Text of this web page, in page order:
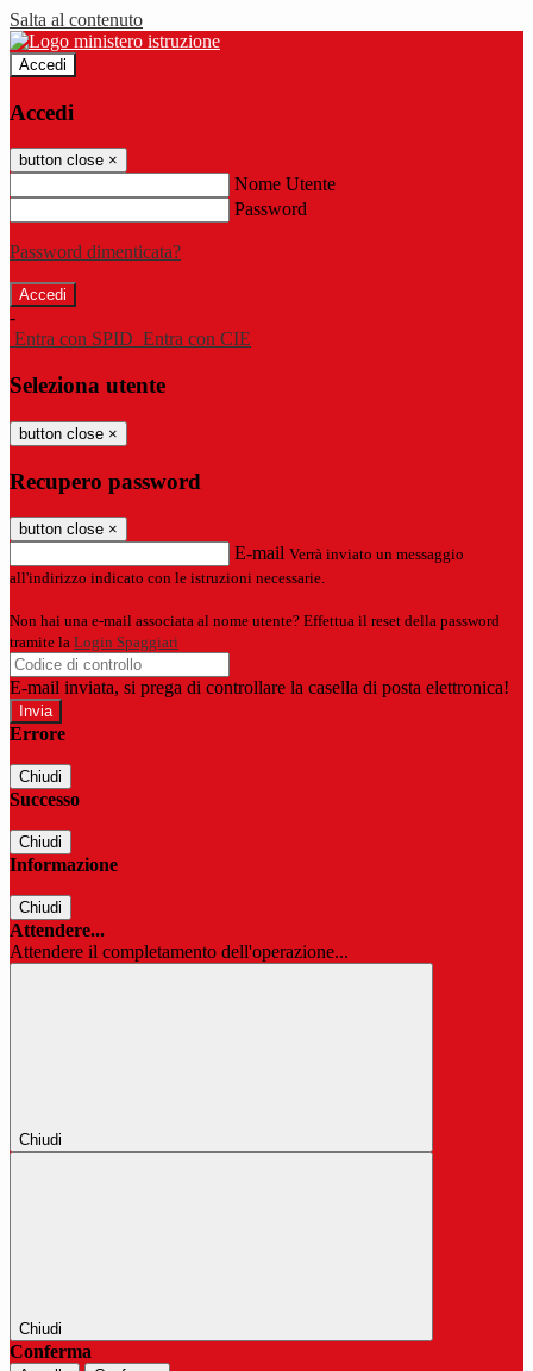
Salta al contenuto
Accedi
Accedi
button close ×
Nome Utente
Password
Password dimenticata?
-
Entra con SPID Entra con CIE
Seleziona utente
button close ×
Recupero password
button close ×
E-mail Verrà inviato un messaggio
all'indirizzo indicato con le istruzioni necessarie.
Non hai una e-mail associata al nome utente? Effettua il reset della password
tramite la Login Spaggiari
E-mail inviata, si prega di controllare la casella di posta elettronica!
Errore
Chiudi
Successo
Chiudi
Informazione
Chiudi
Attendere...
Attendere il completamento dell'operazione...
Chiudi
Chiudi
Conferma